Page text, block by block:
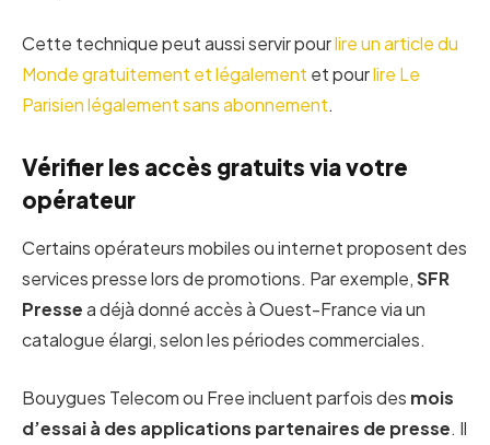
Cette technique peut aussi servir pourlire un article du
Monde gratuitement et légalement et pourlire Le
Parisien légalement sans abonnement.
Vérifier les accès gratuits via votre
opérateur
Certains opérateurs mobiles ou internet proposent des
services presse lors de promotions. Par exemple,SFR
Pressea déjà donné accès à Ouest-France via un
catalogue élargi, selon les périodes commerciales.
Bouygues Telecom ou Free incluent parfois des mois
d’essai à des applications partenaires de presse. Il